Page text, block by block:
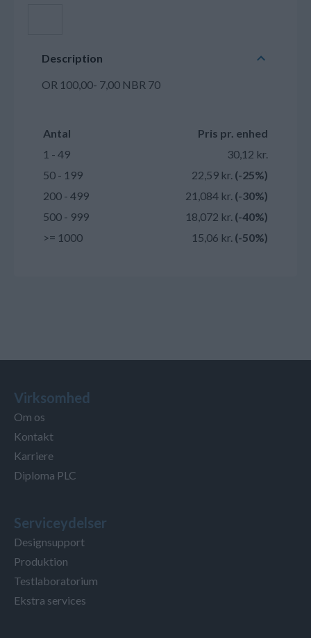
Description
OR 100,00- 7,00 NBR 70
Antal
Pris pr. enhed
1 - 49
30,12 kr.
50 - 199
22,59 kr. (-25%)
200 - 499
21,084 kr. (-30%)
500 - 999
18,072 kr. (-40%)
>= 1000
15,06 kr. (-50%)
Virksomhed
Om os
Kontakt
Karriere
Diploma PLC
Serviceydelser
Designsupport
Produktion
Testlaboratorium
Ekstra services